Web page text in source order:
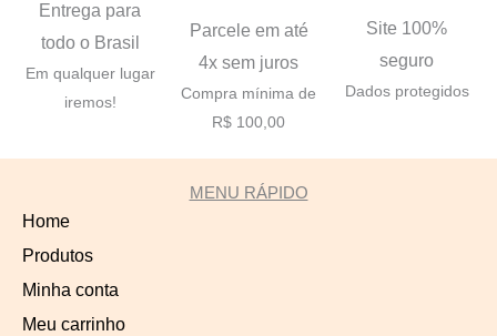
Entrega para
todo o Brasil
Em qualquer lugar
iremos!
Parcele em até
4x sem juros
Compra mínima de
R$ 100,00
Site 100%
seguro
Dados protegidos
MENU RÁPIDO
Home
Produtos
Minha conta
Meu carrinho